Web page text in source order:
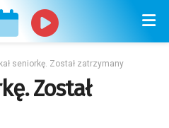
seniorkę. Został zatrzymany
Został